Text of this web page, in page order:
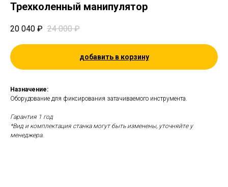
Трехколенный манипулятор
20 040 ₽ 24 000 ₽
добавить в корзину
Назначение:
Оборудование для фиксирования затачиваемого инструмента.
Гарантия 1 год
*Вид и комплектация станка могут быть изменены, уточняйте у
менеджера.